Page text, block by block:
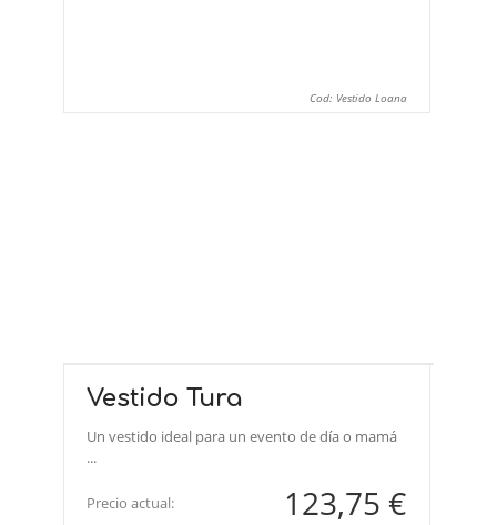
Cod: Vestido Loana
Vestido Tura
Un vestido ideal para un evento de día o mamá
...
Precio actual: 123,75 €